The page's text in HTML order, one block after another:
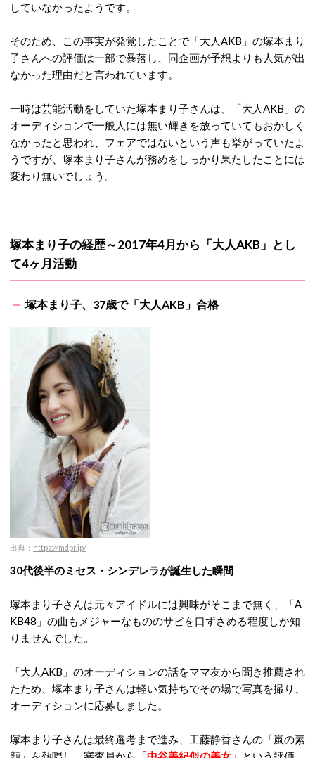
していなかったようです。
そのため、この事実が発覚したことで「大人AKB」の塚本まり
子さんへの評価は一部で暴落し、同企画が予想よりも人気が出
なかった理由だと言われています。
一時は芸能活動をしていた塚本まり子さんは、「大人AKB」の
オーディションで一般人には無い輝きを放っていてもおかしく
なかったと思われ、フェアではないという声も挙がっていたよ
うですが、塚本まり子さんが務めをしっかり果たしたことには
変わり無いでしょう。
塚本まり子の経歴～2017年4月から「大人AKB」とし
て4ヶ月活動
塚本まり子、37歳で「大人AKB」合格
出典： https://mdpr.jp/
30代後半のミセス・シンデレラが誕生した瞬間
塚本まり子さんは元々アイドルには興味がそこまで無く、「A
KB48」の曲もメジャーなもののサビを口ずさめる程度しか知
りませんでした。
「大人AKB」のオーディションの話をママ友から聞き推薦され
たため、塚本まり子さんは軽い気持ちでその場で写真を撮り、
オーディションに応募しました。
塚本まり子さんは最終選考まで進み、工藤静香さんの「嵐の素